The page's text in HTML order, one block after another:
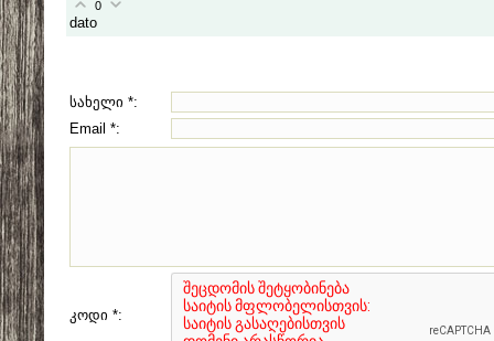
0
dato
სახელი *:
Email *:
კოდი *: